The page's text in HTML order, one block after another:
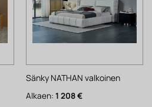
Sänky NATHAN valkoinen
Alkaen: 1 208€